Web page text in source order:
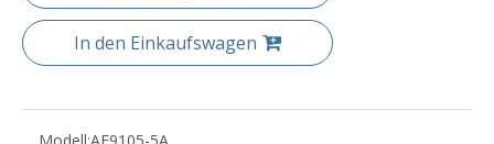
In den Einkaufswagen